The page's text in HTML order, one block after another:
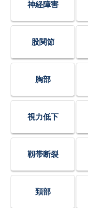
神経障害
股関節
胸部
視力低下
靱帯断裂
頚部